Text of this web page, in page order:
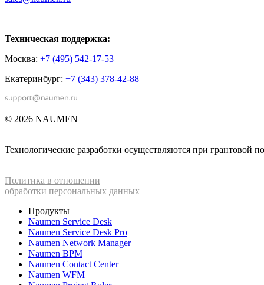
Техническая поддержка:
Москва: +7 (495) 542-17-53
Екатеринбург: +7 (343) 378-42-88
© 2026 NAUMEN
Технологические разработки осуществляются при
Политика в отношении
обработки персональных данных
Продукты
Naumen Service Desk
Naumen Service Desk Pro
Naumen Network Manager
Naumen BPM
Naumen Contact Center
Naumen WFM